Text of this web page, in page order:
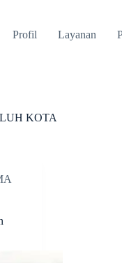
Profil Layanan
KOTA